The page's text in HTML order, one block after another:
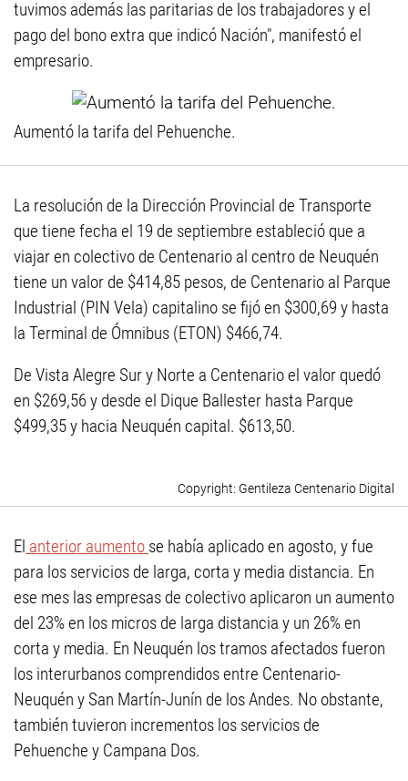
tuvimos además las paritarias de los trabajadores y el
pago del bono extra que indicó Nación", manifestó el
empresario.
Aumentó la tarifa del Pehuenche.
La resolución de la Dirección Provincial de Transporte
que tiene fecha el 19 de septiembre estableció que a
viajar en colectivo de Centenario al centro de Neuquén
tiene un valor de $414,85 pesos, de Centenario al Parque
Industrial (PIN Vela) capitalino se fijó en $300,69 y hasta
la Terminal de Ómnibus (ETON) $466,74.
De Vista Alegre Sur y Norte a Centenario el valor quedó
en $269,56 y desde el Dique Ballester hasta Parque
$499,35 y hacia Neuquén capital. $613,50.
Gentileza Centenario Digital
El anterior aumento se había aplicado en agosto, y fue
para los servicios de larga, corta y media distancia. En
ese mes las empresas de colectivo aplicaron un aumento
del 23% en los micros de larga distancia y un 26% en
corta y media. En Neuquén los tramos afectados fueron
los interurbanos comprendidos entre Centenario-
Neuquén y San Martín-Junín de los Andes. No obstante,
también tuvieron incrementos los servicios de
Pehuenche y Campana Dos.